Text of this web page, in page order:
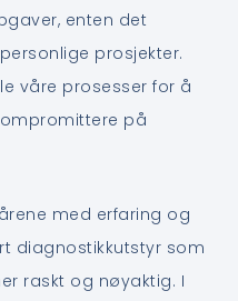
enten det
prosjekter.
våre prosesser for å
på
med erfaring og
diagnostikkutstyr som
raskt og nøyaktig. I